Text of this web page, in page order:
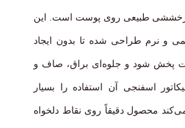
درخششی طبیعی روی پوست است. این
و نرم طراحی شده تا بدون ایجاد
پخش شود و جلوه‌ای براق، صاف و
اسفنجی آن استفاده را بسیار
محصول دقیقاً روی نقاط دلخواه